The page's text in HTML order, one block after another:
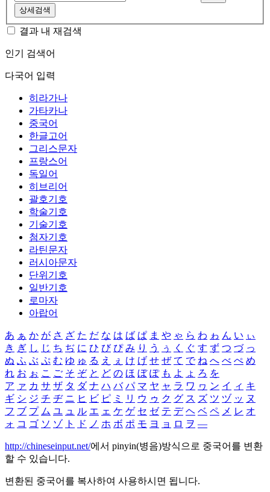
상세검색
결과 내 재검색
인기 검색어
다국어 입력
히라가나
가타카나
중국어
한글고어
그리스문자
프랑스어
독일어
히브리어
괄호기호
학술기호
기술기호
첨자기호
라틴문자
러시아문자
단위기호
일반기호
로마자
아랍어
あ ぁ か が さ ざ た だ な は ば ぱ ま や ゃ ら わ ゎ ん い ぃ
き ぎ し じ ち ぢ に ひ び ぴ み り う ぅ く ぐ す ず つ づ っ
ぬ ふ ぶ ぷ む ゆ ゅ る え ぇ け げ せ ぜ て で ね へ べ ぺ め
れ お ぉ こ ご そ ぞ と ど の ほ ぼ ぽ も よ ょ ろ を
ア ァ カ サ ザ タ ダ ナ ハ バ パ マ ヤ ャ ラ ワ ヮ ン イ ィ キ
ギ シ ジ チ ヂ ニ ヒ ビ ピ ミ リ ウ ゥ ク グ ス ズ ツ ヅ ッ ヌ
フ ブ プ ム ユ ュ ル エ ェ ケ ゲ セ ゼ テ デ ヘ ベ ペ メ レ オ
ォ コ ゴ ソ ゾ ト ド ノ ホ ボ ポ モ ヨ ョ ロ ヲ ―
http://chineseinput.net/에서 pinyin(병음)방식으로 중국어를 변환
할 수 있습니다.
변환된 중국어를 복사하여 사용하시면 됩니다.